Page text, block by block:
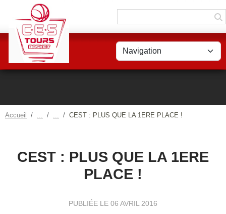
Accueil CEST : PLUS QUE LA 1ERE PLACE !
CEST : PLUS QUE LA 1ERE
PLACE !
PUBLIÉE LE 06 AVRIL 2016
Panneau de gestion des cookies